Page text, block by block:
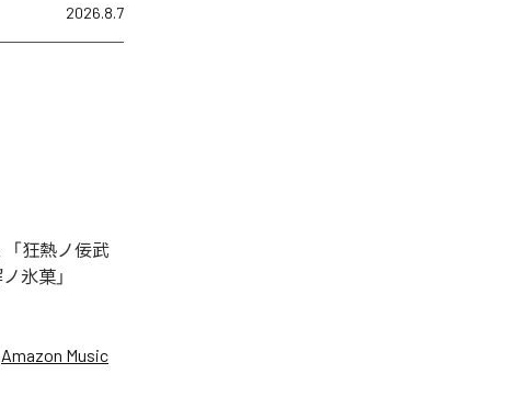
2026.8.7
「狂熱ノ佞武
氷菓」
Amazon Music